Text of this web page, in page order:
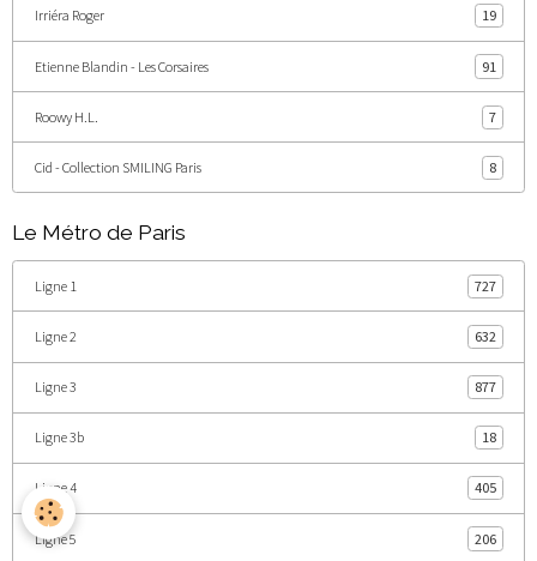
Irriéra Roger 19
Etienne Blandin - Les Corsaires 91
Roowy H.L. 7
Cid - Collection SMILING Paris 8
Le Métro de Paris
Ligne 1 727
Ligne 2 632
Ligne 3 877
Ligne 3b 18
Ligne 4 405
Ligne 5 206